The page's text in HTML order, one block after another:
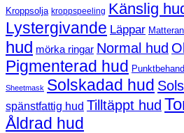
Kroppsolja kroppspeeling Känslig
Lystergivande Läppar
hud mörka ringar Normal hud
Pigmenterad hud
Sheetmask Solskadad hud
spänstfattig hud Tilltäppt hud
Åldrad hud